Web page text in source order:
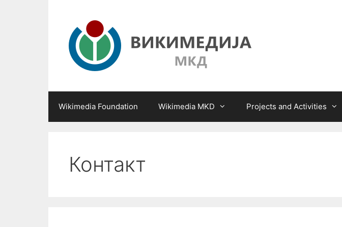
Wikimedia Foundation Wikimedia MKD Projects and Activities
Контакт